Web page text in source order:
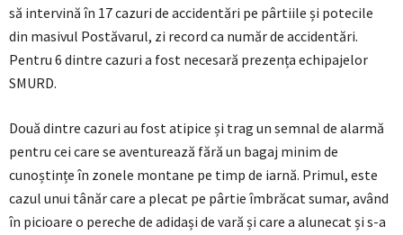
să intervină în 17 cazuri de accidentări pe pârtiile și potecile
din masivul Postăvarul, zi record ca număr de accidentări.
Pentru 6 dintre cazuri a fost necesară prezența echipajelor
SMURD.
Două dintre cazuri au fost atipice și trag un semnal de alarmă
pentru cei care se aventurează fără un bagaj minim de
cunoștințe în zonele montane pe timp de iarnă. Primul, este
cazul unui tânăr care a plecat pe pârtie îmbrăcat sumar, având
în picioare o pereche de adidași de vară și care a alunecat și s-a